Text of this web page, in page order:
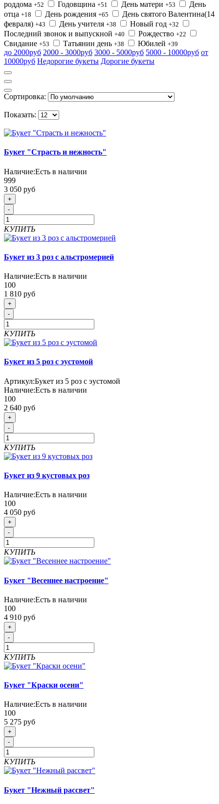
роддома +52 Годовщина +51 День матери +53
День
отца +18 День рождения +65
День святого Валентина(14
февраля) +43 День учителя +38 Новый год +32
Последний звонок и выпускной +40 Рождество +22
Свидание +53 Татьянин день +38 Юбилей +39
до 2000руб 2000 - 3000руб 3000 - 5000руб 5000 - 10000руб от
10000руб Недорогие букеты Дорогие букеты
Сортировка:
Показать:
Букет "Страсть и нежность"
Наличие:Есть в наличии
999
3 050 руб
+
-
КУПИТЬ
Букет из 3 роз с альстромерией
Наличие:Есть в наличии
100
1 810 руб
+
-
КУПИТЬ
Букет из 5 роз с эустомой
Артикул:Букет из 5 роз с эустомой
Наличие:Есть в наличии
100
2 640 руб
+
-
КУПИТЬ
Букет из 9 кустовых роз
Наличие:Есть в наличии
100
4 050 руб
+
-
КУПИТЬ
Букет "Весеннее настроение"
Наличие:Есть в наличии
100
4 910 руб
+
-
КУПИТЬ
Букет "Краски осени"
Наличие:Есть в наличии
100
5 275 руб
+
-
КУПИТЬ
Букет "Нежный рассвет"